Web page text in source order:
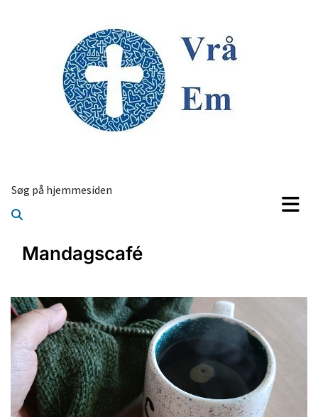
Søg på hjemmesiden
Mandagscafé